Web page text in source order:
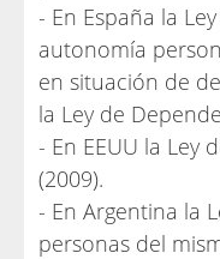
- En España la
autonomía
en situación de
la Ley de
- En EEUU la Ley
(2009).
- En Argentina la
personas del